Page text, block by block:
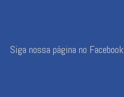
Siga nossa página no Facebook